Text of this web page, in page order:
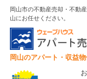
岡山市の不動産売却・不動
山にお任せください。
岡山のアパート・収益